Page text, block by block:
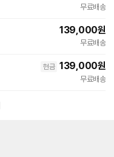
무료배송
139,000원
무료배송
현금 139,000원
무료배송